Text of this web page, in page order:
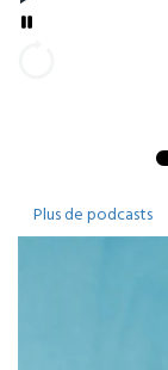
Plus de podcasts